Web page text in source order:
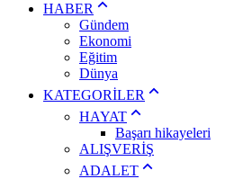
HABER
Gündem
Ekonomi
Eğitim
Dünya
KATEGORİLER
HAYAT
Başarı hikayeleri
ALIŞVERİŞ
ADALET